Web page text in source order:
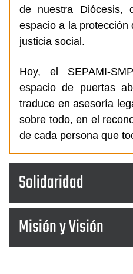
de nuestra Diócesis,
espacio a la
justicia social.
Hoy, el SEPAMI-
espacio de puertas
traduce en asesoría
sobre todo, en el
de cada persona que
Solidaridad
Misión y Visión